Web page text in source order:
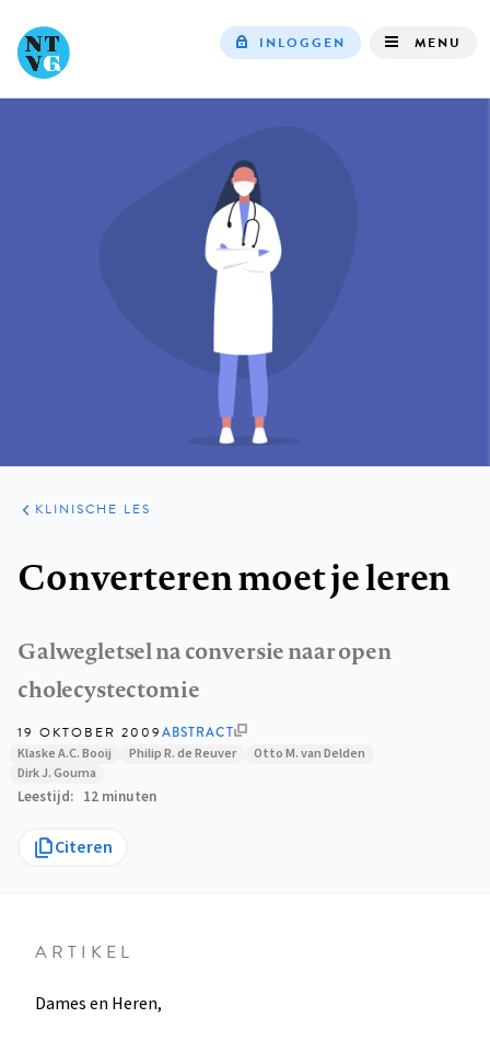
INLOGGEN MENU
Galwegletsel na conversie naar open
cholecystectomie
ARTIKELEN
PRAKTIJK
KLINISCHE LES
Converteren moet je leren
19 OKTOBER 2009ABSTRACT
Klaske A.C. Booij
Philip R. de Reuver
Otto M. van Delden
Dirk J. Gouma
Leestijd 12 minuten
Citeren
ARTIKEL
Dames en Heren,